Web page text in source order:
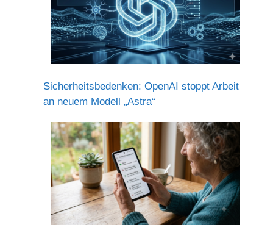
Sicherheitsbedenken: OpenAI stoppt Arbeit
an neuem Modell „Astra“